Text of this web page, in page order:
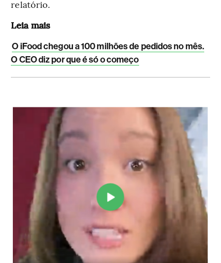
relatório.
Leia mais
O iFood chegou a 100 milhões de pedidos no mês.
O CEO diz por que é só o começo